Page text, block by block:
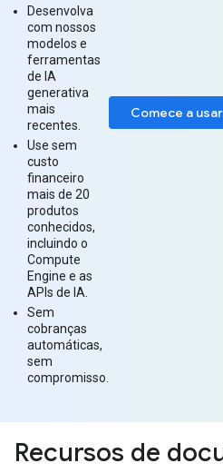
Comece a
Desenvolva
com nossos
modelos e
ferramentas
de IA
generativa
mais
recentes.
Use sem
custo
financeiro
mais de 20
produtos
conhecidos,
incluindo o
Compute
Engine e as
APIs de IA.
Sem
cobranças
automáticas,
sem
compromisso.
Recursos de